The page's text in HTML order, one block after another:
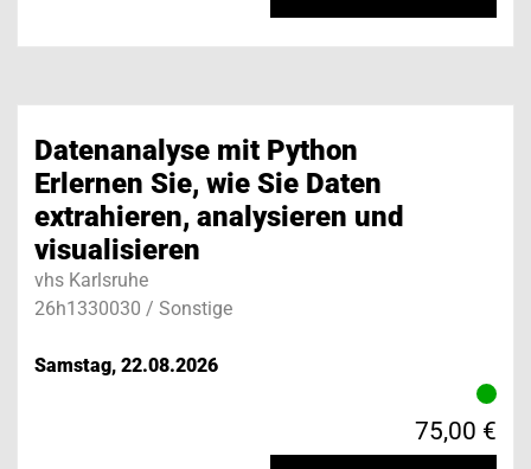
Datenanalyse mit Python
Erlernen Sie, wie Sie Daten
extrahieren, analysieren und
visualisieren
vhs Karlsruhe
26h1330030 / Sonstige
Samstag, 22.08.2026
75,00 €